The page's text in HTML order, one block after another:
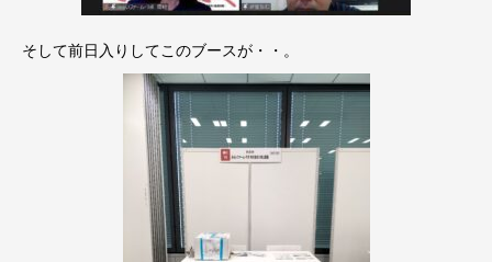
そして前日入りしてこのブースが・・。